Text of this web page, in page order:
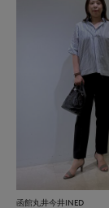
函館丸井今井INED